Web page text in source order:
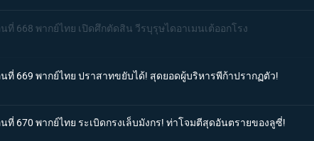
ที่ 668 พากย์ไทย เปิดศึกตัดสิน วีรบุรุษไดอาเมนเต้ออกโรง
นที่ 669 พากย์ไทย ปราสาทขยับได้! สุดยอดผู้บริหารพีก้าปรากฏตัว!
ที่ 670 พากย์ไทย ระเบิดกรงเล็บมังกร! ท่าโจมตีสุดอันตรายของลูซี่!